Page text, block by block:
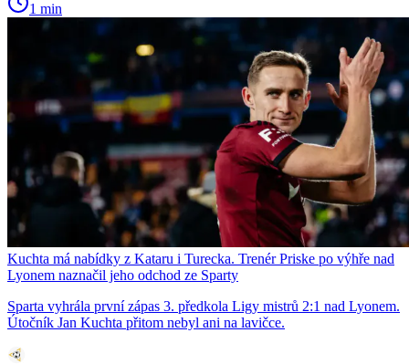
1 min
Kuchta má nabídky z Kataru i Turecka. Trenér Priske po výhře nad
Lyonem naznačil jeho odchod ze Sparty
Sparta vyhrála první zápas 3. předkola Ligy mistrů 2:1 nad Lyonem.
Útočník Jan Kuchta přitom nebyl ani na lavičce.